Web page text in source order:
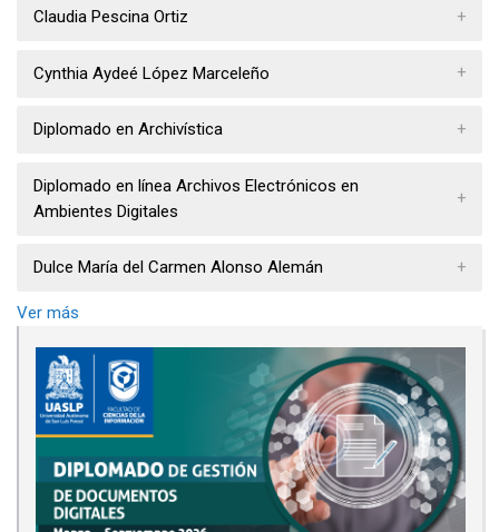
Claudia Pescina Ortiz
Cynthia Aydeé López Marceleño
Diplomado en Archivística
Diplomado en línea Archivos Electrónicos en
Ambientes Digitales
Dulce María del Carmen Alonso Alemán
Ver más